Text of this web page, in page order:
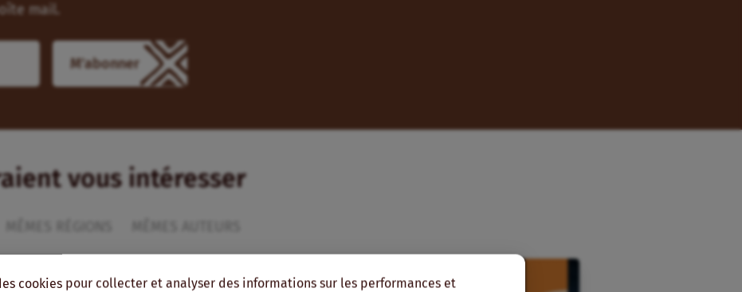
cookies pour collecter et analyser des informations sur les performances et
mail.
vous intéresser